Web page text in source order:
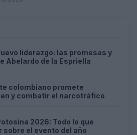
liderazgo: las promesas y
Abelardo de la Espriella
colombiano promete
y combatir el narcotráfico
2026: Todo lo que
el evento del año